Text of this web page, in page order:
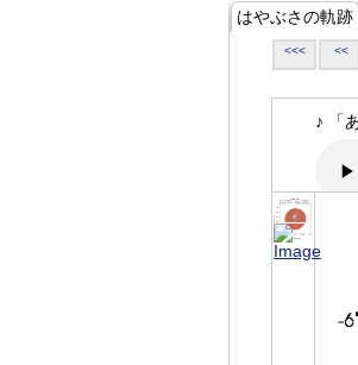
はやぶさの軌跡
<<< <<
♪ 「